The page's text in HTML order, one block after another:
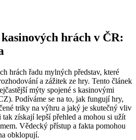
hrách v ČR:
hrách řadu mylných představ, které
a zážitek ze hry. Tento článek
mýty spojené s kasinovými
Podíváme se na to, jak fungují hry,
triky na výhru a jaký je skutečný vliv
tak získají lepší přehled a mohou si užít
Vědecký přístup a fakta pomohou
obklopují.